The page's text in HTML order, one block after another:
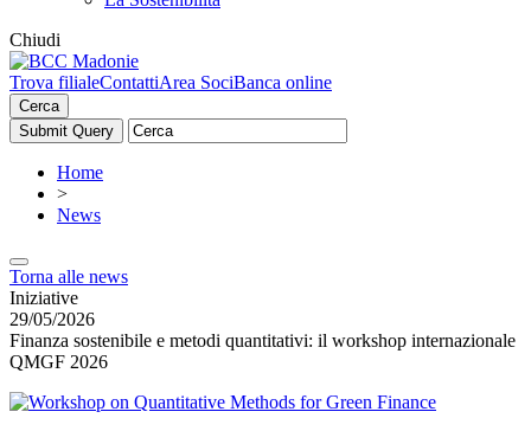
Chiudi
Trova filialeContattiArea SociBanca online
Cerca
Home
>
News
Torna alle news
Iniziative
29/05/2026
Finanza sostenibile e metodi quantitativi: il workshop internazionale
QMGF 2026